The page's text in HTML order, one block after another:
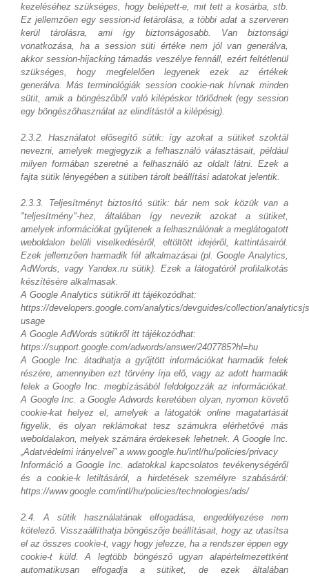
kezeléséhez szükséges, hogy belépett-e, mit tett a kosárba, stb.
Ez jellemzően egy session-id letárolása, a többi adat a szerveren
kerül tárolásra, ami így biztonságosabb. Van biztonsági
vonatkozása, ha a session süti értéke nem jól van generálva,
akkor session-hijacking támadás veszélye fennáll, ezért feltétlenül
szükséges, hogy megfelelően legyenek ezek az értékek
generálva. Más terminológiák session cookie-nak hívnak minden
sütit, amik a böngészőből való kilépéskor törlődnek (egy session
egy böngészőhasználat az elindítástól a kilépésig).
2.3.2. Használatot elősegítő sütik: így azokat a sütiket szoktál
nevezni, amelyek megjegyzik a felhasználó választásait, például
milyen formában szeretné a felhasználó az oldalt látni. Ezek a
fajta sütik lényegében a sütiben tárolt beállítási adatokat jelentik.
2.3.3. Teljesítményt biztosító sütik: bár nem sok közük van a
"teljesítmény"-hez, általában így nevezik azokat a sütiket,
amelyek információkat gyűjtenek a felhasználónak a meglátogatott
weboldalon belüli viselkedéséről, eltöltött idejéről, kattintásairól.
Ezek jellemzően harmadik fél alkalmazásai (pl. Google Analytics,
AdWords, vagy Yandex.ru sütik). Ezek a látogatóról profilalkotás
készítésére alkalmasak.
A Google Analytics sütikről itt tájékozódhat:
https://developers.google.com/analytics/devguides/collection/
usage
A Google AdWords sütikről itt tájékozódhat:
https://support.google.com/adwords/answer/2407785?hl=hu
A Google Inc. átadhatja a gyűjtött információkat harmadik felek
részére, amennyiben ezt törvény írja elő, vagy az adott harmadik
felek a Google Inc. megbízásából feldolgozzák az információkat.
A Google Inc. a Google Adwords keretében olyan, nyomon követő
cookie-kat helyez el, amelyek a látogatók online magatartását
figyelik, és olyan reklámokat tesz számukra elérhetővé más
weboldalakon, melyek számára érdekesek lehetnek. A Google Inc.
„Adatvédelmi irányelvei” a www.google.hu/intl/hu/policies/privacy
Információ a Google Inc. adatokkal kapcsolatos tevékenységéről
és a cookie-k letiltásáról, a hirdetések személyre szabásáról:
https://www.google.com/intl/hu/policies/technologies/ads/
2.4. A sütik használatának elfogadása, engedélyezése nem
kötelező. Visszaállíthatja böngészője beállításait, hogy az utasítsa
el az összes cookie-t, vagy hogy jelezze, ha a rendszer éppen egy
cookie-t küld. A legtöbb böngésző ugyan alapértelmezettként
automatikusan elfogadja a sütiket, de ezek általában